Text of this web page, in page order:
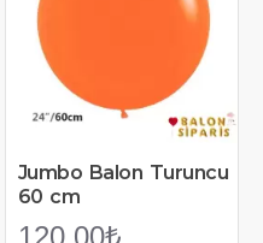
Jumbo Balon Turuncu
60 cm
120,00₺